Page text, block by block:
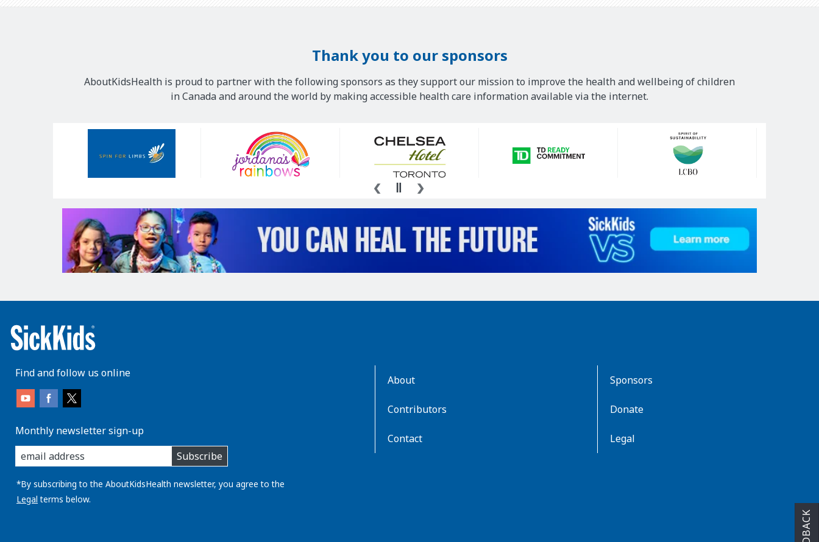
Thank you to our sponsors
AboutKidsHealth is proud to partner with the following sponsors as they support our mission to improve the health and wellbeing of children
in Canada and around the world by making accessible health care information available via the internet.
Find and follow us online
Monthly newsletter sign-up
enter
you
email
address:
Subscribe
*By subscribing to the AboutKidsHealth newsletter, you agree to the
Legal terms below.
About
Contributors
Contact
Sponsors
Donate
Legal